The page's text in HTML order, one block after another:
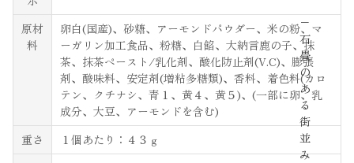
−
石
畳
の
あ
る
街
並
み
原材
料
卵白(国産)、砂糖、アーモンドパウダー、米の粉、マ
ーガリン加工食品、粉糖、白餡、大納言鹿の子、抹
茶、抹茶ペースト/乳化剤、酸化防止剤(V.C)、膨張
剤、酸味料、安定剤(増粘多糖類)、香料、着色料(カロ
テン、クチナシ、青１、黄４、黄５)、(一部に卵、乳
成分、大豆、アーモンドを含む)
重さ
１個あたり：４３ｇ